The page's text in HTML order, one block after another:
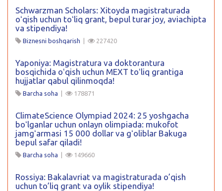
Schwarzman Scholars: Xitoyda magistraturada
oʻqish uchun toʻliq grant, bepul turar joy, aviachipta
va stipendiya!
Biznesni boshqarish | 227420
Yaponiya: Magistratura va doktorantura
bosqichida oʻqish uchun MEXT toʻliq grantiga
hujjatlar qabul qilinmoqda!
Barcha soha | 178871
ClimateScience Olympiad 2024: 25 yoshgacha
boʻlganlar uchun onlayn olimpiada: mukofot
jamgʻarmasi 15 000 dollar va gʻoliblar Bakuga
bepul safar qiladi!
Barcha soha | 149660
Rossiya: Bakalavriat va magistraturada o’qish
uchun to’liq grant va oylik stipendiya!